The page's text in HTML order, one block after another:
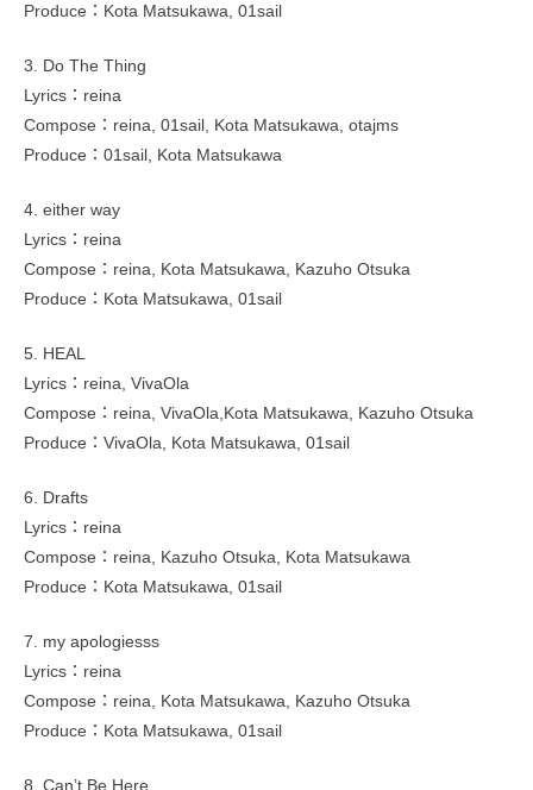
Produce：Kota Matsukawa, 01sail
3. Do The Thing
Lyrics：reina
Compose：reina, 01sail, Kota Matsukawa, otajms
Produce：01sail, Kota Matsukawa
4. either way
Lyrics：reina
Compose：reina, Kota Matsukawa, Kazuho Otsuka
Produce：Kota Matsukawa, 01sail
5. HEAL
Lyrics：reina, VivaOla
Compose：reina, VivaOla,Kota Matsukawa, Kazuho Otsuka
Produce：VivaOla, Kota Matsukawa, 01sail
6. Drafts
Lyrics：reina
Compose：reina, Kazuho Otsuka, Kota Matsukawa
Produce：Kota Matsukawa, 01sail
7. my apologiesss
Lyrics：reina
Compose：reina, Kota Matsukawa, Kazuho Otsuka
Produce：Kota Matsukawa, 01sail
8. Can’t Be Here